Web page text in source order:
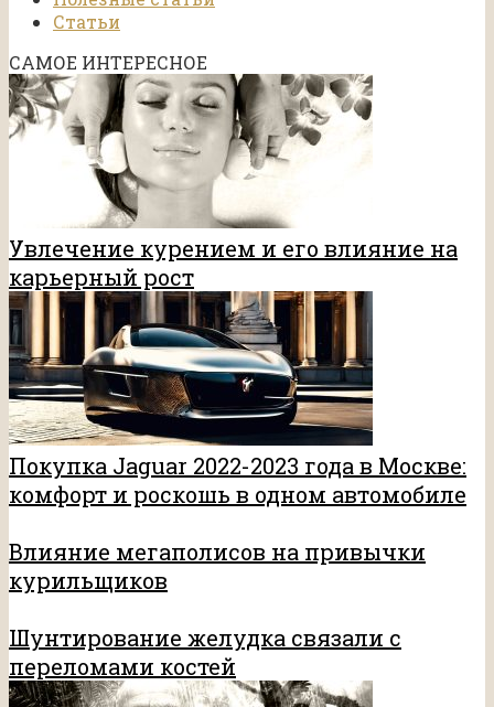
Статьи
САМОЕ ИНТЕРЕСНОЕ
Увлечение курением и его влияние на
карьерный рост
Покупка Jaguar 2022-2023 года в Москве:
комфорт и роскошь в одном автомобиле
Влияние мегаполисов на привычки
курильщиков
Шунтирование желудка связали с
переломами костей